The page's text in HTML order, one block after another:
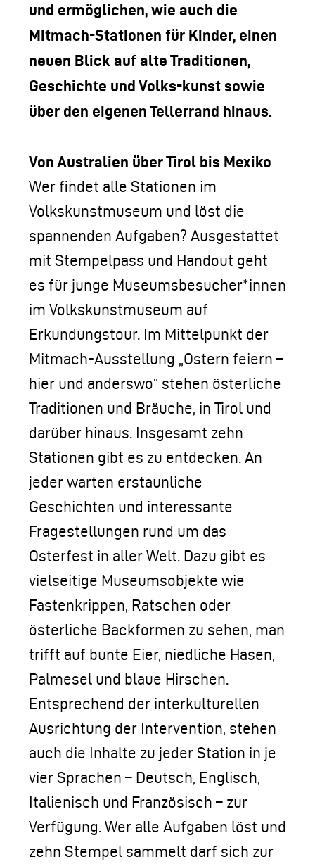
und ermöglichen, wie auch die
Mitmach-Stationen für Kinder, einen
neuen Blick auf alte Traditionen,
Geschichte und Volks-kunst sowie
über den eigenen Tellerrand hinaus.
Von Australien über Tirol bis Mexiko
Wer findet alle Stationen im
Volkskunstmuseum und löst die
spannenden Aufgaben? Ausgestattet
mit Stempelpass und Handout geht
es für junge Museumsbesucher*innen
im Volkskunstmuseum auf
Erkundungstour. Im Mittelpunkt der
Mitmach-Ausstellung „Ostern feiern –
hier und anderswo“ stehen österliche
Traditionen und Bräuche, in Tirol und
darüber hinaus. Insgesamt zehn
Stationen gibt es zu entdecken. An
jeder warten erstaunliche
Geschichten und interessante
Fragestellungen rund um das
Osterfest in aller Welt. Dazu gibt es
vielseitige Museumsobjekte wie
Fastenkrippen, Ratschen oder
österliche Backformen zu sehen, man
trifft auf bunte Eier, niedliche Hasen,
Palmesel und blaue Hirschen.
Entsprechend der interkulturellen
Ausrichtung der Intervention, stehen
auch die Inhalte zu jeder Station in je
vier Sprachen – Deutsch, Englisch,
Italienisch und Französisch – zur
Verfügung. Wer alle Aufgaben löst und
zehn Stempel sammelt darf sich zur